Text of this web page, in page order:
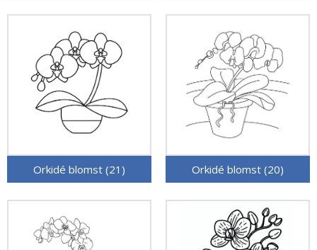
Orkidé blomst (21) Orkidé blomst (20)